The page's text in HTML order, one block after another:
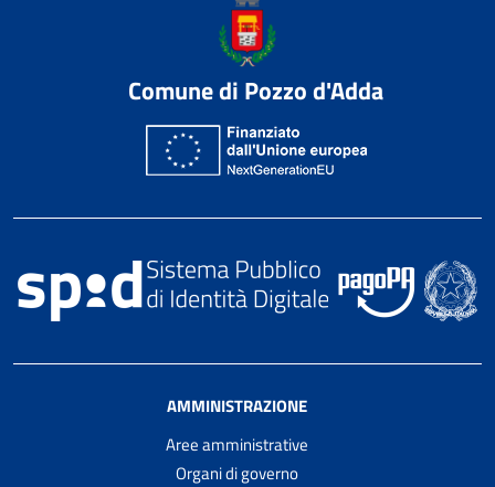
Comune di Pozzo d'Adda
AMMINISTRAZIONE
Aree amministrative
Organi di governo